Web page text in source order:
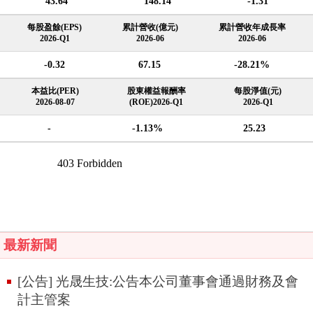
每股盈餘(EPS)
2026-Q1
累計營收(億元)
2026-06
累計營收年成長率
2026-06
-0.32 67.15 -28.21%
本益比(PER)
2026-08-07
股東權益報酬率
(ROE)2026-Q1
每股淨值(元)
2026-Q1
- -1.13% 25.23
最新新聞
[公告] 光晟生技:公告本公司董事會通過財務及會
計主管案